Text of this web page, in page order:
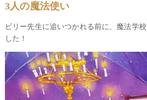
3人の魔法使い
ビリー先生に追いつかれる前に、魔法学
した！